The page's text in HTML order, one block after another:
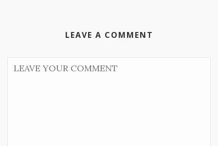
LEAVE A COMMENT